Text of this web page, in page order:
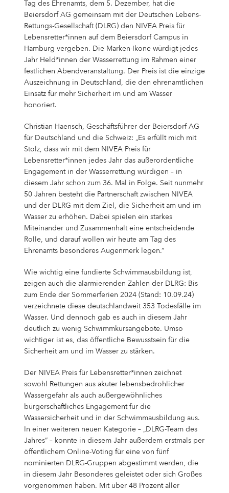
NIVEA Ball
Tag des Ehrenamts, dem 5. Dezember, hat die
Beiersdorf AG gemeinsam mit der Deutschen Lebens-
Rettungs-Gesellschaft (DLRG) den NIVEA Preis für
Lebensretter*innen auf dem Beiersdorf Campus in
Hamburg vergeben. Die Marken-Ikone würdigt jedes
Jahr Held*innen der Wasserrettung im Rahmen einer
festlichen Abendveranstaltung. Der Preis ist die einzige
Auszeichnung in Deutschland, die den ehrenamtlichen
Einsatz für mehr Sicherheit im und am Wasser
honoriert.
Christian Haensch, Geschäftsführer der Beiersdorf AG
für Deutschland und die Schweiz: „Es erfüllt mich mit
Stolz, dass wir mit dem NIVEA Preis für
Lebensretter*innen jedes Jahr das außerordentliche
Engagement in der Wasserrettung würdigen – in
diesem Jahr schon zum 36. Mal in Folge. Seit nunmehr
50 Jahren besteht die Partnerschaft zwischen NIVEA
und der DLRG mit dem Ziel, die Sicherheit am und im
Wasser zu erhöhen. Dabei spielen ein starkes
Miteinander und Zusammenhalt eine entscheidende
Rolle, und darauf wollen wir heute am Tag des
Ehrenamts besonderes Augenmerk legen.“
Wie wichtig eine fundierte Schwimmausbildung ist,
zeigen auch die alarmierenden Zahlen der DLRG: Bis
zum Ende der Sommerferien 2024 (Stand: 10.09.24)
verzeichnete diese deutschlandweit 353 Todesfälle im
Wasser. Und dennoch gab es auch in diesem Jahr
deutlich zu wenig Schwimmkursangebote. Umso
wichtiger ist es, das öffentliche Bewusstsein für die
Sicherheit am und im Wasser zu stärken.
Der NIVEA Preis für Lebensretter*innen zeichnet
sowohl Rettungen aus akuter lebensbedrohlicher
Wassergefahr als auch außergewöhnliches
bürgerschaftliches Engagement für die
Wassersicherheit und in der Schwimmausbildung aus.
In einer weiteren neuen Kategorie – „DLRG-Team des
Jahres“ – konnte in diesem Jahr außerdem erstmals per
öffentlichem Online-Voting für eine von fünf
nominierten DLRG-Gruppen abgestimmt werden, die
in diesem Jahr Besonderes geleistet oder sich Großes
vorgenommen haben. Mit über 48 Prozent aller